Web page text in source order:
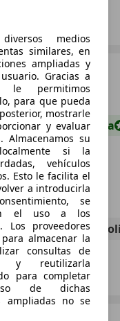
1 Súperoferta
56.650 km
medios
similares, en
ampliadas y
Gracias a
le permitimos
para que pueda
mostrarle
y evaluar
Almacenamos su
si la
vehículos
Esto le facilita el
a introducirla
se
el uso a los
Los proveedores
almacenar la
consultas de
y reutilizarla
para completar
de dichas
ampliadas no se